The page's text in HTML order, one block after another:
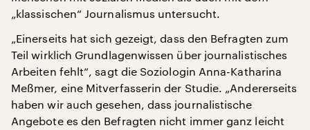
„klassischen“ Journalismus untersucht.
„Einerseits hat sich gezeigt, dass den Befragten zum
Teil wirklich Grundlagenwissen über journalistisches
Arbeiten fehlt“, sagt die Soziologin Anna-Katharina
Meßmer, eine Mitverfasserin der Studie. „Andererseits
haben wir auch gesehen, dass journalistische
Angebote es den Befragten nicht immer ganz leicht